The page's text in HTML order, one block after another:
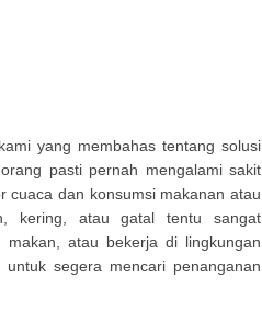
yang membahas tentang solusi
pasti pernah mengalami sakit
cuaca dan konsumsi makanan atau
kering, atau gatal tentu sangat
makan, atau bekerja di lingkungan
segera mencari penanganan